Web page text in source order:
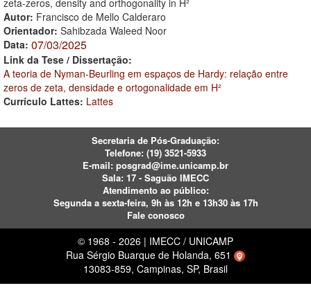
zeta-zeros, density and orthogonality in H²
Autor: Francisco de Mello Calderaro
Orientador: Sahibzada Waleed Noor
Data: 07/03/2025
Link da Tese / Dissertação:
A teoria de Nyman-Beurling em espaços de Hardy: relação entre
zeros de zeta, densidade e ortogonalidade em H²
Currículo Lattes: Lattes
Secretaria de Pós-Graduação:
Telefone: (19) 3521-5933
E-mail: posgrad@ime.unicamp.br
Sala: 17 - Saguão IMECC
Atendimento ao público:
Segunda a sexta-feira, 9h às 12h e 13h30 às 17h
Fale conosco
© 1968 - 2026 | IMECC / UNICAMP
Rua Sérgio Buarque de Holanda, 651
13083-859, Campinas, SP, Brasil